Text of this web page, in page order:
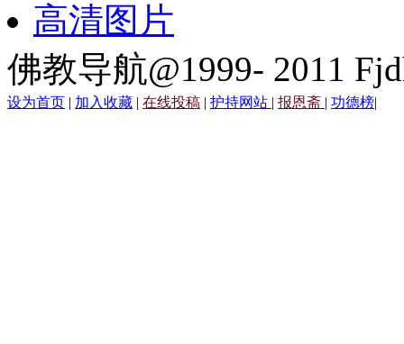
高清图片
佛教导航@1999- 2011
设为首页 | 加入收藏 | 在线投稿 | 护持网站 | 报恩斋 | 功德榜|